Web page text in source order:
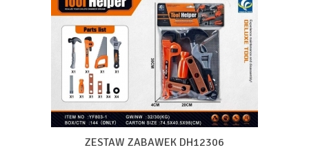
ZESTAW ZABAWEK DH12306